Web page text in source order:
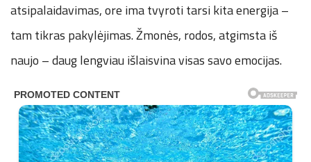
atsipalaidavimas, ore ima tvyroti tarsi kita energija –
tam tikras pakylėjimas. Žmonės, rodos, atgimsta iš
naujo – daug lengviau išlaisvina visas savo emocijas.